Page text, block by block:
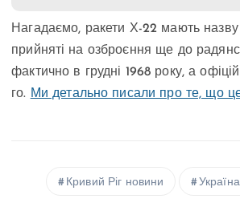
Нагадаємо, ракети Х-22 мають назву
прийняті на озброєння ще до
фактично в грудні 1968 року, а
го. Ми детально писали про те, що
Кривий Ріг новини